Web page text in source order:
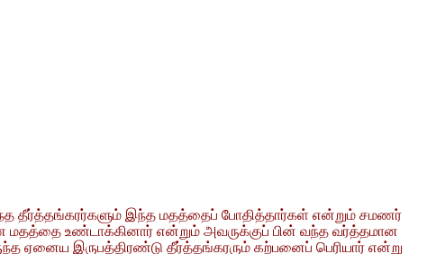
தீர்த்தங்கரர்களும் இந்த மதத்தைப் போதித்தார்கள் என்றும் சமணர்
மதத்தை உண்டாக்கினார் என்றும் அவருக்குப் பின் வந்த வர்த்தமான
ஏனைய இருபத்திரண்டு தீர்த்தங்கரரும் கற்பனைப் பெரியார் என்று